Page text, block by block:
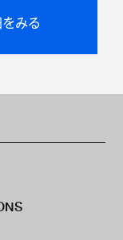
みる